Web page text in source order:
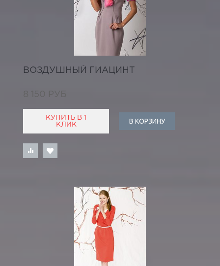
ВОЗДУШНЫЙ ГИАЦИНТ
8 150 РУБ
КУПИТЬ В 1
КЛИК
В КОРЗИНУ